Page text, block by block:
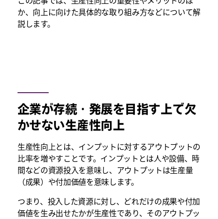
か、向上に向けた具体的な取り組み方などについて解
説します。
企業が存続・発展を目指す上で欠
かせない生産性向上
生産性向上とは、インプットに対するアウトプットの
比率を増やすことです。インプットとは人や設備、時
間などの資源投入を意味し、アウトプットは生産量
（成果）や付加価値を意味します。
つまり、投入した資源に対し、どれだけの成果や付加
価値を生み出せたかが生産性であり、そのアウトプッ